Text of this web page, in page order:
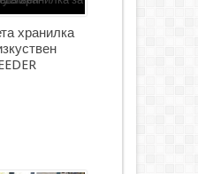
хранилка